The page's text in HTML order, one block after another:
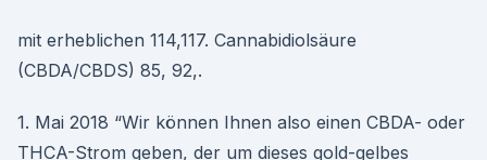
mit erheblichen 114,117. Cannabidiolsäure
(CBDA/CBDS) 85, 92,.
1. Mai 2018 “Wir können Ihnen also einen CBDA- oder
THCA-Strom geben, der um dieses gold-gelbes